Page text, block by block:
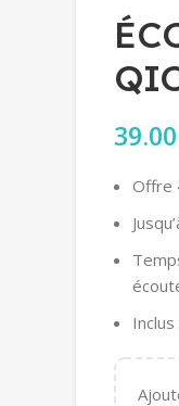
39.00
Offre